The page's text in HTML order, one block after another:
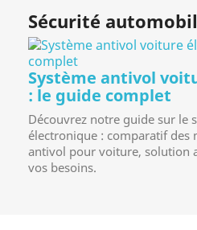
Sécurité
Système antivol
: le guide complet
Découvrez notre guide sur le
électronique : comparatif des
antivol pour voiture, solution
vos besoins.